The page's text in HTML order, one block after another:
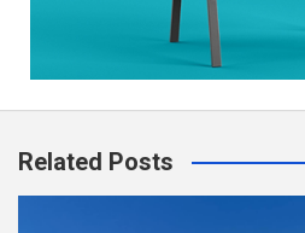
Related Posts